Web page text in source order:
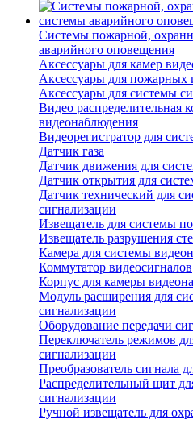
Системы пожарной,
аварийного оповещения
Аксессуары для камер
Аксессуары для пожарных
Аксессуары для системы
Видео распределительная
видеонаблюдения
Видеорегистратор для
Датчик газа
Датчик движения для
Датчик открытия для
Датчик технический для
сигнализации
Извещатель для системы
Извещатель разрушения
Камера для системы
Коммутатор видеосигналов
Корпус для камеры
Модуль расширения для
сигнализации
Оборудование передачи
Переключатель режимов
сигнализации
Преобразователь сигнала
Распределительный щит
сигнализации
Ручной извещатель для